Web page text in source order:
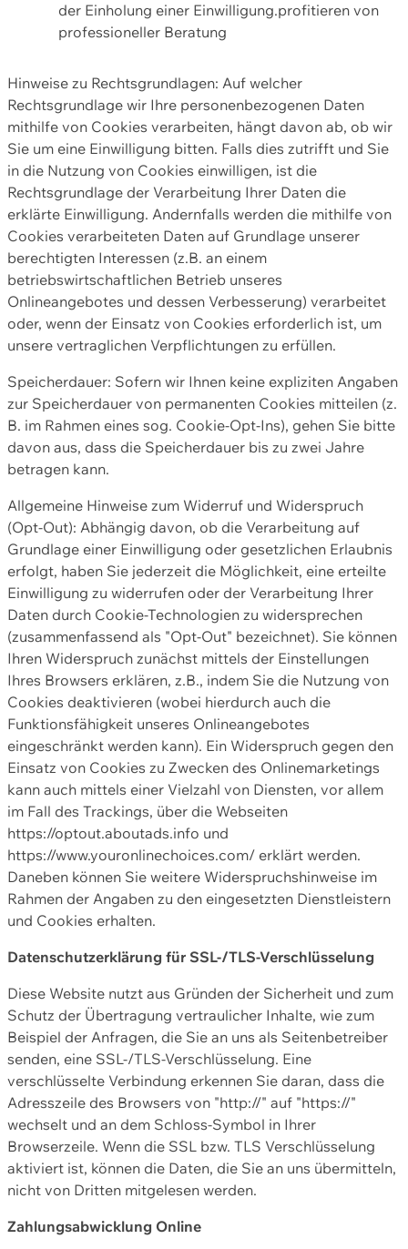
der Einholung einer Einwilligung.profitieren von
professioneller Beratung
Hinweise zu Rechtsgrundlagen: Auf welcher
Rechtsgrundlage wir Ihre personenbezogenen Daten
mithilfe von Cookies verarbeiten, hängt davon ab, ob wir
Sie um eine Einwilligung bitten. Falls dies zutrifft und Sie
in die Nutzung von Cookies einwilligen, ist die
Rechtsgrundlage der Verarbeitung Ihrer Daten die
erklärte Einwilligung. Andernfalls werden die mithilfe von
Cookies verarbeiteten Daten auf Grundlage unserer
berechtigten Interessen (z.B. an einem
betriebswirtschaftlichen Betrieb unseres
Onlineangebotes und dessen Verbesserung) verarbeitet
oder, wenn der Einsatz von Cookies erforderlich ist, um
unsere vertraglichen Verpflichtungen zu erfüllen.
Speicherdauer: Sofern wir Ihnen keine expliziten Angaben
zur Speicherdauer von permanenten Cookies mitteilen (z.
B. im Rahmen eines sog. Cookie-Opt-Ins), gehen Sie bitte
davon aus, dass die Speicherdauer bis zu zwei Jahre
betragen kann.
Allgemeine Hinweise zum Widerruf und Widerspruch
(Opt-Out): Abhängig davon, ob die Verarbeitung auf
Grundlage einer Einwilligung oder gesetzlichen Erlaubnis
erfolgt, haben Sie jederzeit die Möglichkeit, eine erteilte
Einwilligung zu widerrufen oder der Verarbeitung Ihrer
Daten durch Cookie-Technologien zu widersprechen
(zusammenfassend als "Opt-Out" bezeichnet). Sie können
Ihren Widerspruch zunächst mittels der Einstellungen
Ihres Browsers erklären, z.B., indem Sie die Nutzung von
Cookies deaktivieren (wobei hierdurch auch die
Funktionsfähigkeit unseres Onlineangebotes
eingeschränkt werden kann). Ein Widerspruch gegen den
Einsatz von Cookies zu Zwecken des Onlinemarketings
kann auch mittels einer Vielzahl von Diensten, vor allem
im Fall des Trackings, über die Webseiten
https://optout.aboutads.info und
https://www.youronlinechoices.com/ erklärt werden.
Daneben können Sie weitere Widerspruchshinweise im
Rahmen der Angaben zu den eingesetzten Dienstleistern
und Cookies erhalten.
Datenschutzerklärung für SSL-/TLS-Verschlüsselung
Diese Website nutzt aus Gründen der Sicherheit und zum
Schutz der Übertragung vertraulicher Inhalte, wie zum
Beispiel der Anfragen, die Sie an uns als Seitenbetreiber
senden, eine SSL-/TLS-Verschlüsselung. Eine
verschlüsselte Verbindung erkennen Sie daran, dass die
Adresszeile des Browsers von "http://" auf "https://"
wechselt und an dem Schloss-Symbol in Ihrer
Browserzeile. Wenn die SSL bzw. TLS Verschlüsselung
aktiviert ist, können die Daten, die Sie an uns übermitteln,
nicht von Dritten mitgelesen werden.
Zahlungsabwicklung Online